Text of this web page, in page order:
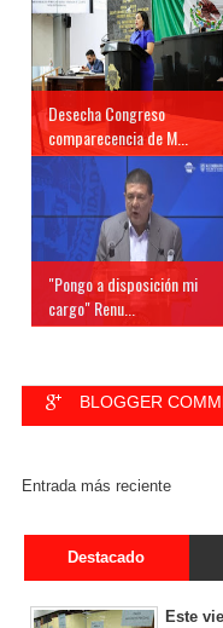
Desecha Congreso
comparecencia de M...
"Pongo a disposición mi
cargo" Renu...
BLOGGER
Entrada más reciente
Destacado
Este